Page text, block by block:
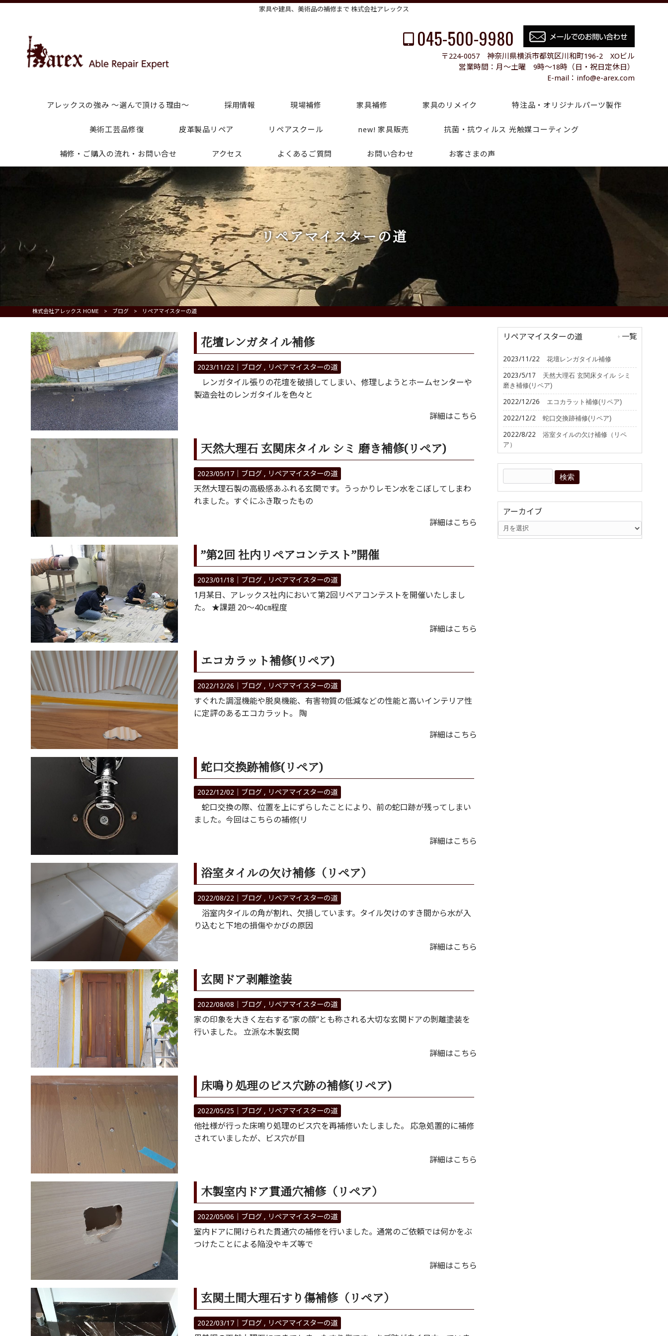
家具や建具、美術品の補修まで 株式会社アレックス
045-500-9980
〒224-0057 神奈川県横浜市都筑区川和町196-2 XOビル
営業時間：月～土曜 9時～18時（日・祝日定休日）
E-mail：info@e-arex.com
アレックスの強み ～選んで頂ける理由～ 採用情報 現場補修 家具補修 家具のリメイク 特注品・オリジナルパーツ製作
美術工芸品修復 皮革製品リペア リペアスクール new! 家具販売 抗菌・抗ウィルス 光触媒コーティング
補修・ご購入の流れ・お問い合せ アクセス よくあるご質問 お問い合わせ お客さまの声
リペアマイスターの道
株式会社アレックス HOME > ブログ > リペアマイスターの道
花壇レンガタイル補修
2023/11/22｜ ブログ リペアマイスターの道
レンガタイル張りの花壇を破損してしまい、修理しようとホームセンターや
製造会社のレンガタイルを色々と
詳細はこちら
天然大理石 玄関床タイル シミ 磨き補修(リペア)
2023/05/17｜ ブログ リペアマイスターの道
天然大理石製の高級感あふれる玄関です。うっかりレモン水をこぼしてしまわ
れました。すぐにふき取ったもの
詳細はこちら
”第2回 社内リペアコンテスト”開催
2023/01/18｜ ブログ リペアマイスターの道
1月某日、アレックス社内において第2回リペアコンテストを開催いたしまし
た。 ★課題 20～40㎝程度
詳細はこちら
エコカラット補修(リペア)
2022/12/26｜ ブログ リペアマイスターの道
すぐれた調湿機能や脱臭機能、有害物質の低減などの性能と高いインテリア性
に定評のあるエコカラット。 陶
詳細はこちら
蛇口交換跡補修(リペア)
2022/12/02｜ ブログ リペアマイスターの道
蛇口交換の際、位置を上にずらしたことにより、前の蛇口跡が残ってしまい
ました。今回はこちらの補修(リ
詳細はこちら
浴室タイルの欠け補修（リペア）
2022/08/22｜ ブログ リペアマイスターの道
浴室内タイルの角が割れ、欠損しています。タイル欠けのすき間から水が入
り込むと下地の損傷やかびの原因
詳細はこちら
玄関ドア剥離塗装
2022/08/08｜ ブログ リペアマイスターの道
家の印象を大きく左右する”家の顔”とも称される大切な玄関ドアの剝離塗装を
行いました。 立派な木製玄関
詳細はこちら
床鳴り処理のビス穴跡の補修(リペア)
2022/05/25｜ ブログ リペアマイスターの道
他社様が行った床鳴り処理のビス穴を再補修いたしました。 応急処置的に補修
されていましたが、ビス穴が目
詳細はこちら
木製室内ドア貫通穴補修（リペア）
2022/05/06｜ ブログ リペアマイスターの道
室内ドアに開けられた貫通穴の補修を行いました。通常のご依頼では何かをぶ
つけたことによる陥没やキズ等で
詳細はこちら
玄関土間大理石すり傷補修（リペア）
2022/03/17｜ ブログ リペアマイスターの道
リペアマイスターの道 一覧
2023/11/22 花壇レンガタイル補修
2023/5/17
天然大理石 玄関床タイル シミ
磨き補修(リペア)
2022/12/26 エコカラット補修(リペア)
2022/12/2 蛇口交換跡補修(リペア)
2022/8/22
浴室タイルの欠け補修（リペ
ア）
アーカイブ